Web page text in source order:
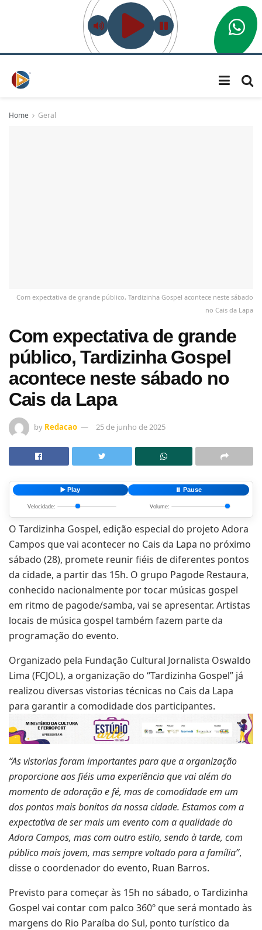
Home Geral
Com expectativa de grande público, Tardizinha Gospel acontece neste sábado
no Cais da Lapa
Com expectativa de grande
público, Tardizinha Gospel
acontece neste sábado no
Cais da Lapa
by Redacao 25 de junho de 2025
▶️ Play ⏸️ Pause
Velocidade: Volume:
O Tardizinha Gospel, edição especial do projeto Adora
Campos que vai acontecer no Cais da Lapa no próximo
sábado (28), promete reunir fiéis de diferentes pontos
da cidade, a partir das 15h. O grupo Pagode Restaura,
conhecido nacionalmente por tocar músicas gospel
em ritmo de pagode/samba, vai se apresentar. Artistas
locais de música gospel também fazem parte da
programação do evento.
Organizado pela Fundação Cultural Jornalista Oswaldo
Lima (FCJOL), a organização do “Tardizinha Gospel” já
realizou diversas vistorias técnicas no Cais da Lapa
para garantir a comodidade dos participantes.
“As vistorias foram importantes para que a organização
proporcione aos fiéis uma experiência que vai além do
momento de adoração e fé, mas de comodidade em um
dos pontos mais bonitos da nossa cidade. Estamos com a
expectativa de ser mais um evento com a qualidade do
Adora Campos, mas com outro estilo, sendo à tarde, com
público mais jovem, mas sempre voltado para a família”,
disse o coordenador do evento, Ruan Barros.
Previsto para começar às 15h no sábado, o Tardizinha
Gospel vai contar com palco 360º que será montado às
margens do Rio Paraíba do Sul, ponto turístico da